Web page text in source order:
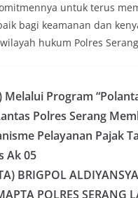
untuk terus
bagi keamanan dan
hukum Polres Serang
Melalui Program
Polres Serang
Pelayanan Pajak
Ak 05
BRIGPOL
POLRES SERANG